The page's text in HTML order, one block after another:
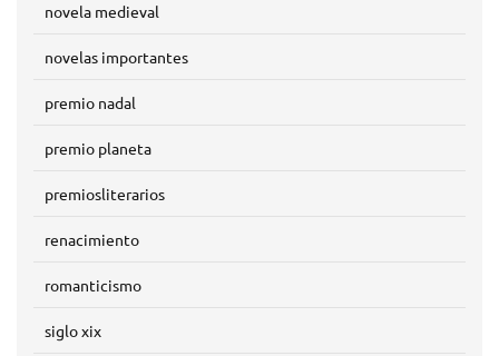
novela medieval
novelas importantes
premio nadal
premio planeta
premiosliterarios
renacimiento
romanticismo
siglo xix